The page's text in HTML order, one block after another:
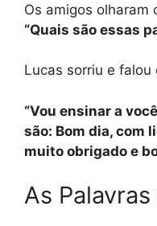
Os amigos olharam
“Quais são essas
Lucas sorriu e falou
“Vou ensinar a
são: Bom dia, com
muito obrigado e
As